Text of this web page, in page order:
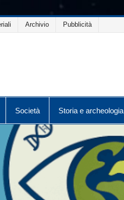
Archivio Pubblicità
Società Storia e archeologia